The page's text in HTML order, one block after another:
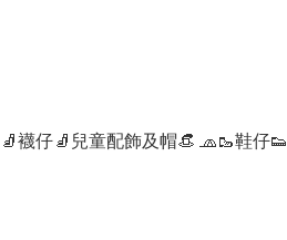
🧦襪仔🧦 兒童配飾及帽👒 🧢🥾鞋仔👟